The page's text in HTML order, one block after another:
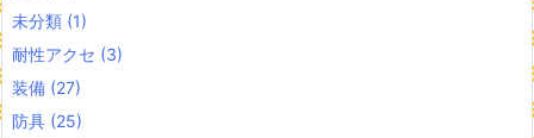
未分類 (1)
耐性アクセ (3)
装備 (27)
防具 (25)